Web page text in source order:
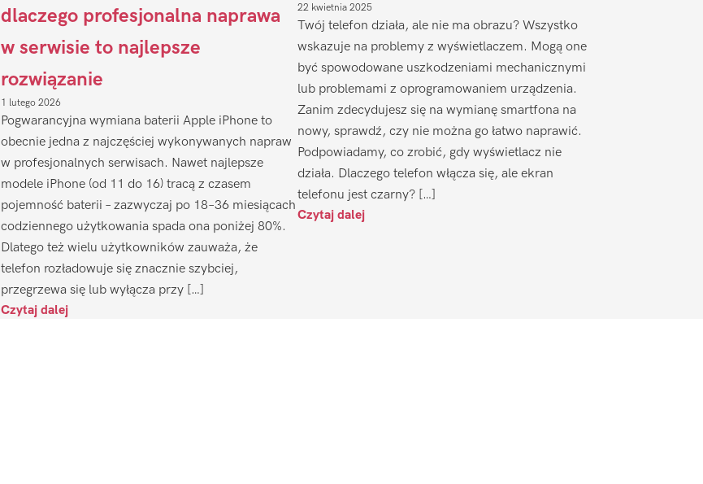
dlaczego profesjonalna naprawa
w serwisie to najlepsze
rozwiązanie
1 lutego 2026
Pogwarancyjna wymiana baterii Apple iPhone to
obecnie jedna z najczęściej wykonywanych napraw
w profesjonalnych serwisach. Nawet najlepsze
modele iPhone (od 11 do 16) tracą z czasem
pojemność baterii – zazwyczaj po 18–36 miesiącach
codziennego użytkowania spada ona poniżej 80%.
Dlatego też wielu użytkowników zauważa, że
telefon rozładowuje się znacznie szybciej,
przegrzewa się lub wyłącza przy […]
Czytaj dalej
22 kwietnia 2025
Twój telefon działa, ale nie ma obrazu? Wszystko
wskazuje na problemy z wyświetlaczem. Mogą one
być spowodowane uszkodzeniami mechanicznymi
lub problemami z oprogramowaniem urządzenia.
Zanim zdecydujesz się na wymianę smartfona na
nowy, sprawdź, czy nie można go łatwo naprawić.
Podpowiadamy, co zrobić, gdy wyświetlacz nie
działa. Dlaczego telefon włącza się, ale ekran
telefonu jest czarny? […]
Czytaj dalej